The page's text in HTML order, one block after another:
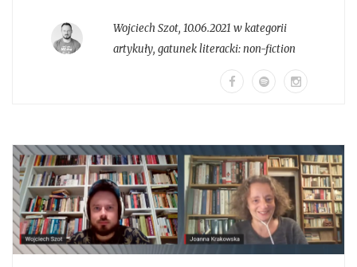
Wojciech Szot, 10.06.2021 w kategorii
artykuły, gatunek literacki:non-fiction